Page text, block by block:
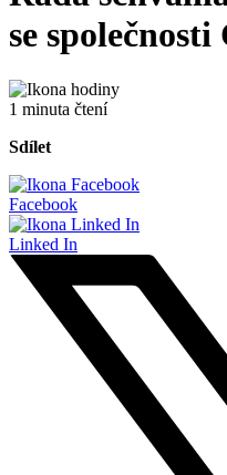
se
1 minuta čtení
Sdílet
Facebook
Linked In